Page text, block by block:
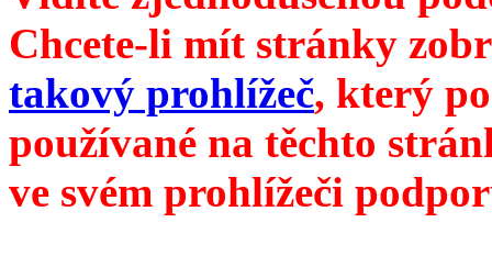
Chcete-li mít stránky
takový prohlížeč, který
používané na těchto
ve svém prohlížeči